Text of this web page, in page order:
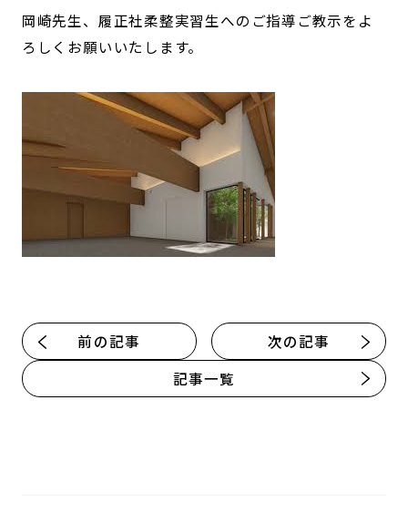
岡崎先生、履正社柔整実習生へのご指導ご教示をよ
ろしくお願いいたします。
前の記事
記事一覧
次の記事